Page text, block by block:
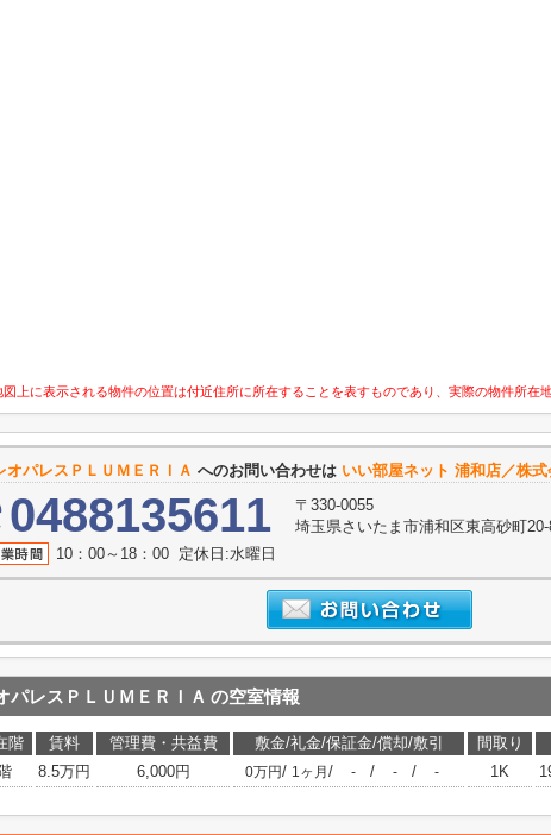
上に表示される物件の位置は付近住所に所在することを表すものであり、実際の物件所在
オパレスＰＬＵＭＥＲＩＡ へのお問い合わせは いい部屋ネット 浦和店／株
〒330-0055
埼玉県さいたま市浦和区東高砂町20-
10：00～18：00 定休日:水曜日
パレスＰＬＵＭＥＲＩＡ の空室情報
階 賃料 管理費・共益費 敷金/礼金/保証金/償却/敷引 間取り
8.5万円 6,000円 0万円/ 1ヶ月 / - / - / - 1K